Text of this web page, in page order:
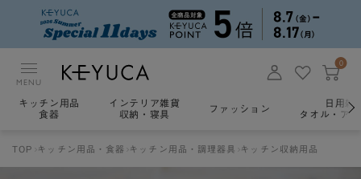
MENU
0
キッチン用品
食器
インテリア雑貨
収納・寝具
ファッション
日用雑
タオル・ア
TOP キッチン用品・食器 キッチン用品・調理器具 キッチン収納用品